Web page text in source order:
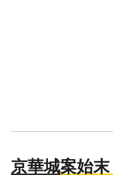
京華城案始